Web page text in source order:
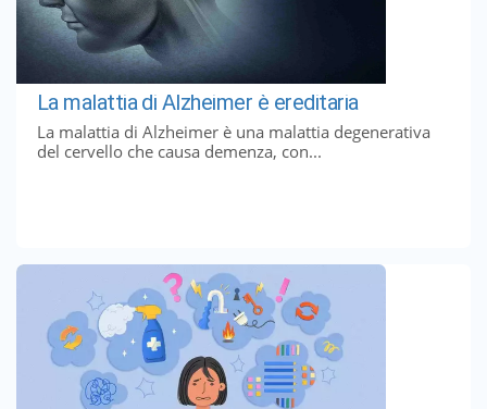
La malattia di Alzheimer è ereditaria
La malattia di Alzheimer è una malattia degenerativa
del cervello che causa demenza, con...